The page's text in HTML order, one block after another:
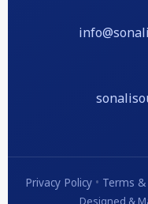
Privacy Policy • Terms